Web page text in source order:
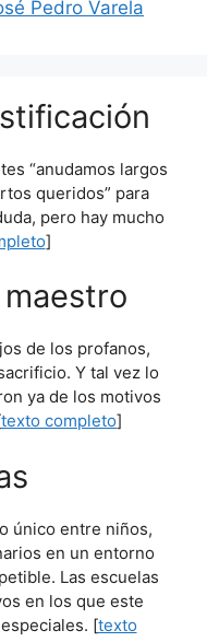
Pedro Varela
“anudamos largos
queridos” para
pero hay mucho
]
de los profanos,
Y tal vez lo
ya de los motivos
texto completo]
único entre niños,
en un entorno
Las escuelas
en los que este
[texto